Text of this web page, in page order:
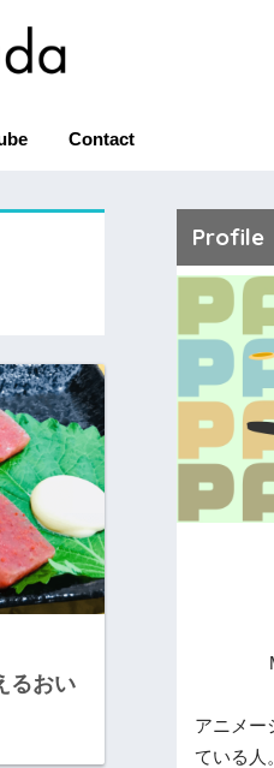
Contact
るおい
Profile
アニメー
ている人